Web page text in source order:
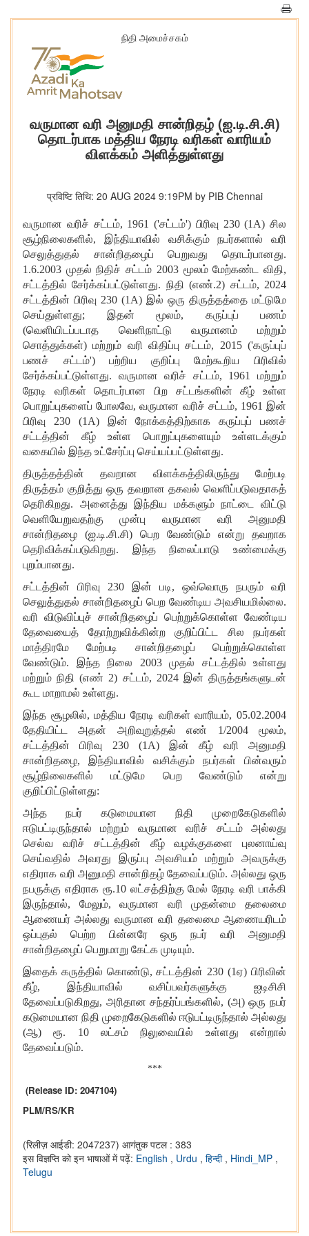
நிதி அமைச்சகம்
வருமான வரி அனுமதி சான்றிதழ் (ஐ.டி.சி.சி)
தொடர்பாக மத்திய நேரடி வரிகள் வாரியம்
விளக்கம் அளித்துள்ளது
प्रविष्टि तिथि: 20 AUG 2024 9:19PM by PIB Chennai
வருமான வரிச் சட்டம், 1961 ('சட்டம்') பிரிவு 230 (1A) சில
சூழ்நிலைகளில், இந்தியாவில் வசிக்கும் நபர்களால் வரி
செலுத்துதல் சான்றிதழைப் பெறுவது தொடர்பானது.
1.6.2003 முதல் நிதிச் சட்டம் 2003 மூலம் மேற்கண்ட விதி,
சட்டத்தில் சேர்க்கப்பட்டுள்ளது. நிதி (எண்.2) சட்டம், 2024
சட்டத்தின் பிரிவு 230 (1A) இல் ஒரு திருத்தத்தை மட்டுமே
செய்துள்ளது; இதன் மூலம், கருப்புப் பணம்
(வெளியிடப்படாத வெளிநாட்டு வருமானம் மற்றும்
சொத்துக்கள்) மற்றும் வரி விதிப்பு சட்டம், 2015 ('கருப்புப்
பணச் சட்டம்') பற்றிய குறிப்பு மேற்கூறிய பிரிவில்
சேர்க்கப்பட்டுள்ளது. வருமான வரிச் சட்டம், 1961 மற்றும்
நேரடி வரிகள் தொடர்பான பிற சட்டங்களின் கீழ் உள்ள
பொறுப்புகளைப் போலவே, வருமான வரிச் சட்டம், 1961 இன்
பிரிவு 230 (1A) இன் நோக்கத்திற்காக கருப்புப் பணச்
சட்டத்தின் கீழ் உள்ள பொறுப்புகளையும் உள்ளடக்கும்
வகையில் இந்த உட்சேர்ப்பு செய்யப்பட்டுள்ளது.
திருத்தத்தின் தவறான விளக்கத்திலிருந்து மேற்படி
திருத்தம் குறித்து ஒரு தவறான தகவல் வெளிப்படுவதாகத்
தெரிகிறது. அனைத்து இந்திய மக்களும் நாட்டை விட்டு
வெளியேறுவதற்கு முன்பு வருமான வரி அனுமதி
சான்றிதழை (ஐ.டி.சி.சி) பெற வேண்டும் என்று தவறாக
தெரிவிக்கப்படுகிறது. இந்த நிலைப்பாடு உண்மைக்கு
புறம்பானது.
சட்டத்தின் பிரிவு 230 இன் படி, ஒவ்வொரு நபரும் வரி
செலுத்துதல் சான்றிதழைப் பெற வேண்டிய அவசியமில்லை.
வரி விடுவிப்புச் சான்றிதழைப் பெற்றுக்கொள்ள வேண்டிய
தேவையைத் தோற்றுவிக்கின்ற குறிப்பிட்ட சில நபர்கள்
மாத்திரமே மேற்படி சான்றிதழைப் பெற்றுக்கொள்ள
வேண்டும். இந்த நிலை 2003 முதல் சட்டத்தில் உள்ளது
மற்றும் நிதி (எண் 2) சட்டம், 2024 இன் திருத்தங்களுடன்
கூட மாறாமல் உள்ளது.
இந்த சூழலில், மத்திய நேரடி வரிகள் வாரியம், 05.02.2004
தேதியிட்ட அதன் அறிவுறுத்தல் எண் 1/2004 மூலம்,
சட்டத்தின் பிரிவு 230 (1A) இன் கீழ் வரி அனுமதி
சான்றிதழை, இந்தியாவில் வசிக்கும் நபர்கள் பின்வரும்
சூழ்நிலைகளில் மட்டுமே பெற வேண்டும் என்று
குறிப்பிட்டுள்ளது:
அந்த நபர் கடுமையான நிதி முறைகேடுகளில்
ஈடுபட்டிருந்தால் மற்றும் வருமான வரிச் சட்டம் அல்லது
செல்வ வரிச் சட்டத்தின் கீழ் வழக்குகளை புலனாய்வு
செய்வதில் அவரது இருப்பு அவசியம் மற்றும் அவருக்கு
எதிராக வரி அனுமதி சான்றிதழ் தேவைப்படும். அல்லது ஒரு
நபருக்கு எதிராக ரூ.10 லட்சத்திற்கு மேல் நேரடி வரி பாக்கி
இருந்தால், மேலும், வருமான வரி முதன்மை தலைமை
ஆணையர் அல்லது வருமான வரி தலைமை ஆணையரிடம்
ஒப்புதல் பெற்ற பின்னரே ஒரு நபர் வரி அனுமதி
சான்றிதழைப் பெறுமாறு கேட்க முடியும்.
இதைக் கருத்தில் கொண்டு, சட்டத்தின் 230 (1ஏ) பிரிவின்
கீழ், இந்தியாவில் வசிப்பவர்களுக்கு ஐடிசிசி
தேவைப்படுகிறது, அரிதான சந்தர்ப்பங்களில், (அ) ஒரு நபர்
கடுமையான நிதி முறைகேடுகளில் ஈடுபட்டிருந்தால் அல்லது
(ஆ) ரூ. 10 லட்சம் நிலுவையில் உள்ளது என்றால்
தேவைப்படும்.
***
(Release ID: 2047104)
PLM/RS/KR
(रिलीज़ आईडी: 2047237) आगंतुक पटल : 383
इस विज्ञप्ति को इन भाषाओं में पढ़ें: English , Urdu , हिन्दी , Hindi_MP ,
Telugu